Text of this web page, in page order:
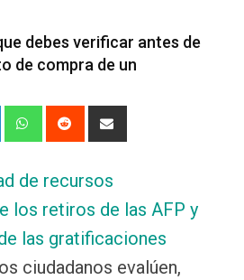
debes verificar antes de
de compra de un
LinkedInWhatsapp
Reddit
via
de recursos
los retiros de las AFP y
las gratificaciones
ciudadanos evalúen,